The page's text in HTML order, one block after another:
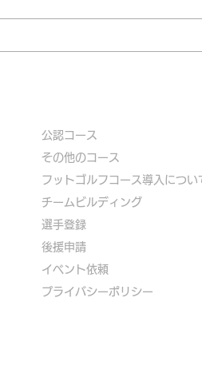
公認コース
​その他のコース
​ フットゴルフコース導入につい
​チームビルディング
選手登録​
​後援申請
​イベント依頼
プライバシーポリシー